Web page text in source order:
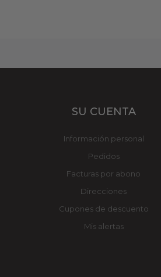
SU CUENTA
Información personal
Pedidos
Facturas por abono
Direcciones
Cupones de descuento
Mis alertas